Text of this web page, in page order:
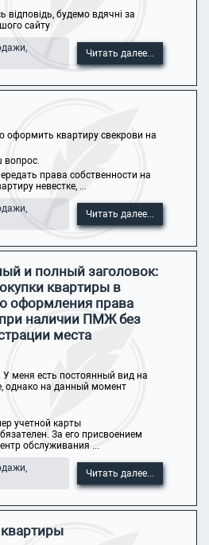
будемо вдячні за
сайту
Читать далее...
оформить квартиру свекрови на
вопрос.
права собственности на
невестке, ...
Читать далее...
и полный заголовок:
квартиры в
оформления права
наличии ПМЖ без
места
У меня есть постоянный вид на
однако на данный момент
учетной карты
За его присвоением
обслуживания ...
Читать далее...